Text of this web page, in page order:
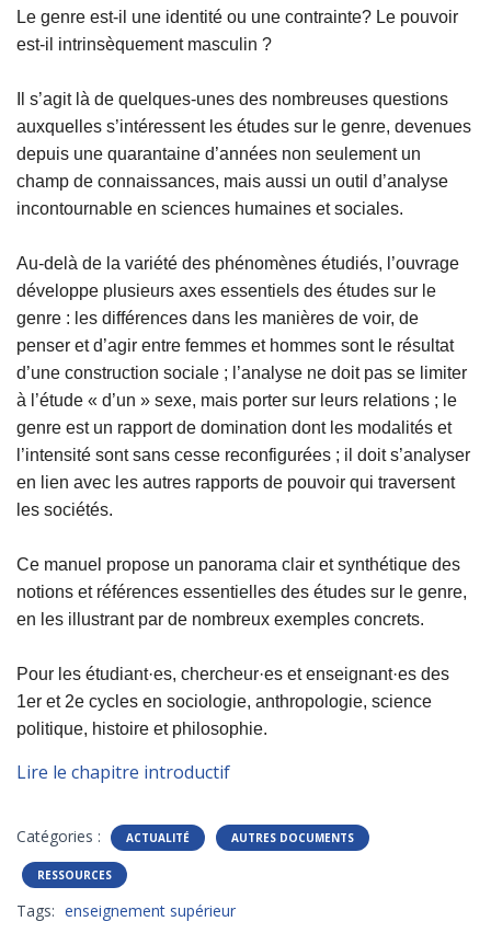
Le genre est-il une identité ou une contrainte? Le pouvoir
est-il intrinsèquement masculin ?
Il s’agit là de quelques-unes des nombreuses questions
auxquelles s’intéressent les études sur le genre, devenues
depuis une quarantaine d’années non seulement un
champ de connaissances, mais aussi un outil d’analyse
incontournable en sciences humaines etsociales.
Au-delà de la variété des phénomènes étudiés, l’ouvrage
développe plusieurs axes essentiels des études sur le
genre : les différences dans les manières de voir, de
penser et d’agir entre femmes et hommes sont le résultat
d’une construction sociale ; l’analyse ne doit pas se limiter
à l’étude « d’un » sexe, mais porter sur leurs relations ; le
genre est un rapport de domination dontles modalités et
l’intensité sont sans cesse reconfigurées ; il doit s’analyser
en lien avec les autres rapports de pouvoir qui traversent
les sociétés.
Ce manuel propose un panorama clair et synthétique des
notions etréférences essentielles des études sur le genre,
en les illustrantpar de nombreux exemples concrets.
Pour les étudiant·es, chercheur·es et enseignant·es des
1er et 2e cycles en sociologie, anthropologie, science
politique, histoire etphilosophie.
Lire le chapitre introductif
Catégories : ACTUALITÉ AUTRES DOCUMENTS
RESSOURCES
Tags: enseignement supérieur